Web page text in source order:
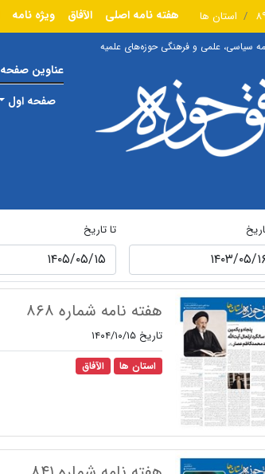
استان ها هفته نامه اصلی الآفاق ویژه نامه
سیاسی، علمی و فرهنگی حوزه‌های علمیه
عناوین صفحه
صفحه اول
تا تاریخ
هفته نامه شماره ۸۶۸
تاریخ ۱۴۰۴/۱۰/۱۵
استان ها الآفاق